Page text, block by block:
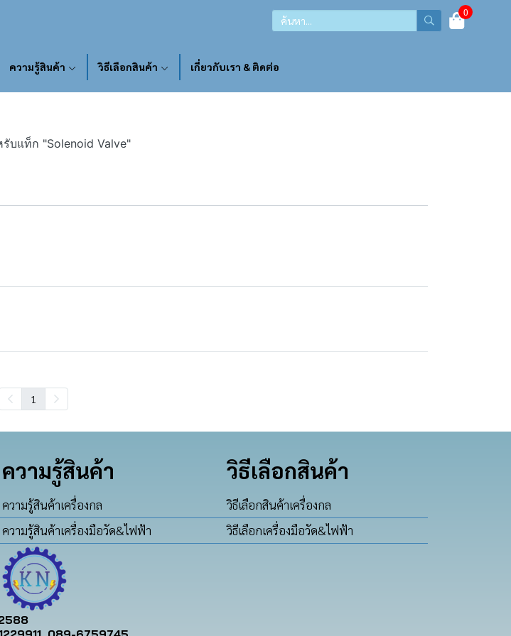
0
ความรู้สินค้า วิธีเลือกสินค้า เกี่ยวกับเรา & ติดต่อ
บแท็ก "Solenoid Valve"
1
ความรู้สินค้า
ความรู้สินค้าเครื่องกล
ความรู้สินค้าเครื่องมือวัด&ไฟฟ้า
วิธีเลือกสินค้า
วิธีเลือกสินค้าเครื่องกล
วิธีเลือกเครื่องมือวัด&ไฟฟ้า